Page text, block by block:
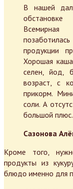
В нашей
Всемирная
продукции
Хорошая
селен, йод,
возраст, с
прикорм.
соли. А
большой плюс.
Сазонова
Кроме того,
продукты из
блюдо именно для